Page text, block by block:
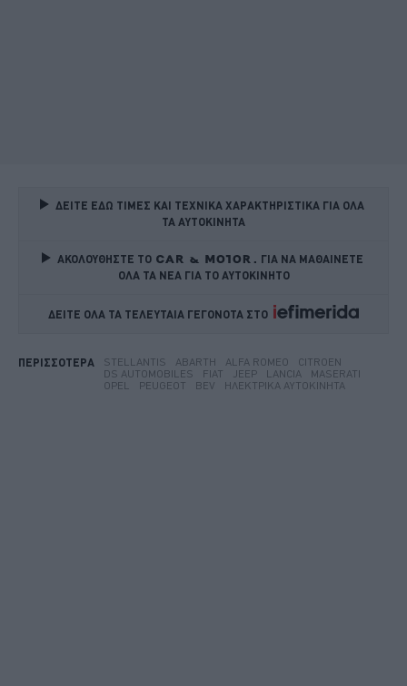
ΔΕΙΤΕ ΕΔΩ ΤΙΜΕΣ ΚΑΙ ΤΕΧΝΙΚΑ ΧΑΡΑΚΤΗΡΙΣΤΙΚΑ ΓΙΑ ΟΛΑ
ΤΑ ΑΥΤΟΚΙΝΗΤΑ
ΑΚΟΛΟΥΘΗΣΤΕ ΤΟ
ΓΙΑ ΝΑ ΜΑΘΑΙΝΕΤΕ
ΟΛΑ ΤΑ ΝΕΑ ΓΙΑ ΤΟ ΑΥΤΟΚΙΝΗΤΟ
ΔΕΙΤΕ ΟΛΑ ΤΑ ΤΕΛΕΥΤΑΙΑ ΓΕΓΟΝΟΤΑ ΣΤΟ
ΠΕΡΙΣΣΟΤΕΡΑ STELLANTIS ABARTH ALFA ROMEO
CITROEN
DS AUTOMOBILES
FIAT JEEP LANCIA
MASERATI
OPEL
PEUGEOT BEV ΗΛΕΚΤΡΙΚΆ ΑΥΤΟΚΊΝΗΤΑ